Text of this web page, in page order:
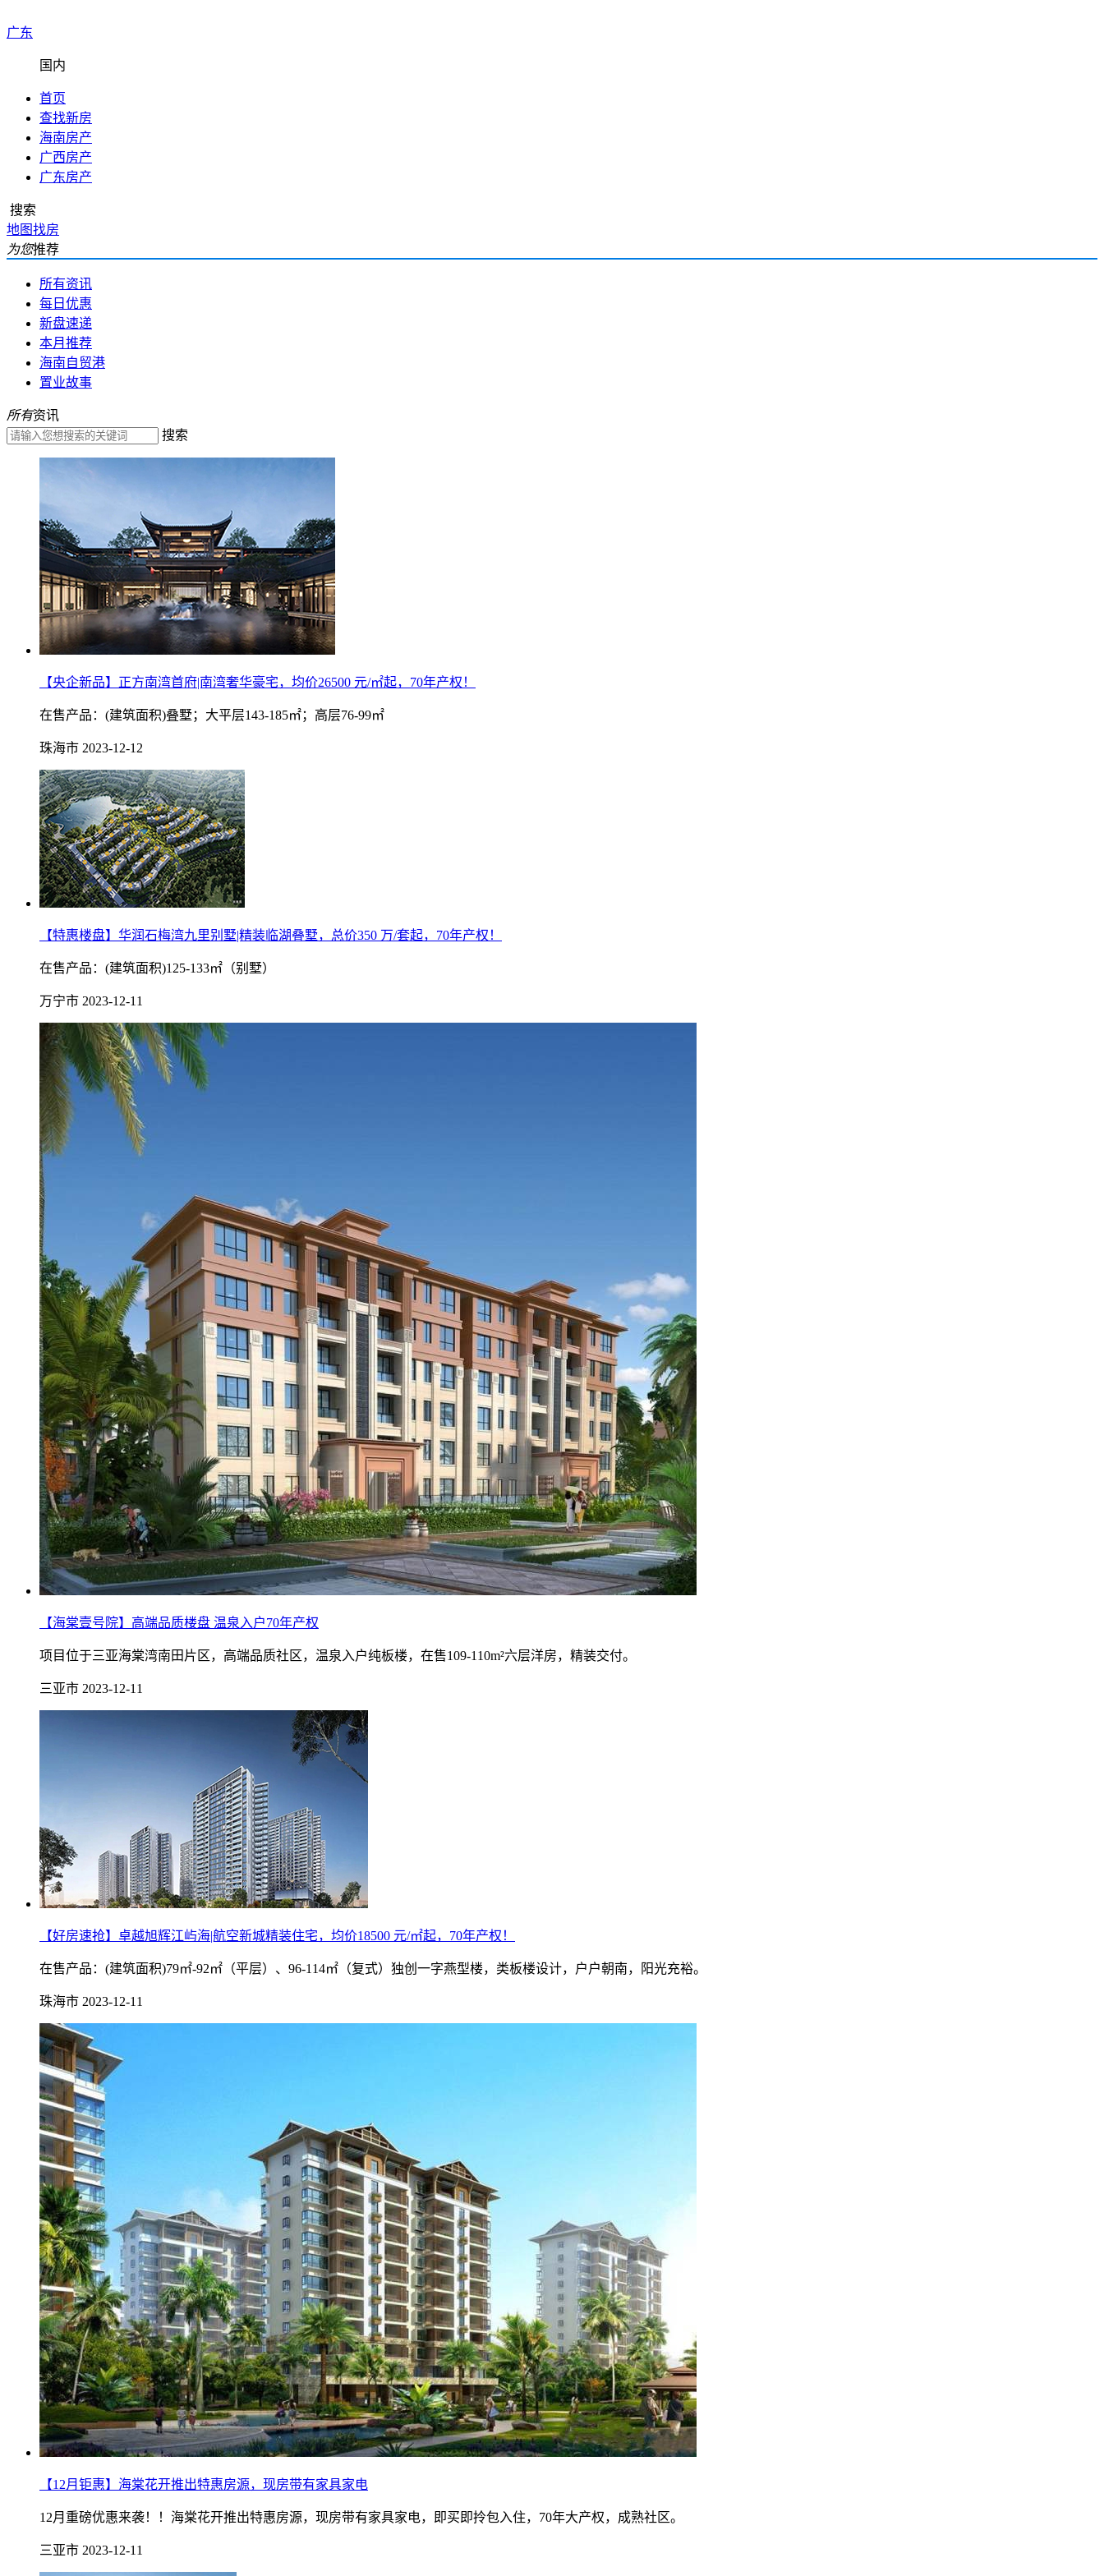
广东
国内
首页
查找新房
海南房产
广西房产
广东房产
搜索
地图找房
为您推荐
所有资讯
每日优惠
新盘速递
本月推荐
海南自贸港
置业故事
所有资讯
搜索
【央企新品】正方南湾首府|南湾奢华豪宅，均价26500 元/㎡起，70年产权！
在售产品：(建筑面积)叠墅；大平层143-185㎡；高层76-99㎡
珠海市 2023-12-12
【特惠楼盘】华润石梅湾九里别墅|精装临湖叠墅，总价350 万/套起，70年产权！
在售产品：(建筑面积)125-133㎡（别墅）
万宁市 2023-12-11
【海棠壹号院】高端品质楼盘 温泉入户70年产权
项目位于三亚海棠湾南田片区，高端品质社区，温泉入户纯板楼，在售109-110m²六层洋房，精装交付。
三亚市 2023-12-11
【好房速抢】卓越旭辉江屿海|航空新城精装住宅，均价18500 元/㎡起，70年产权！
在售产品：(建筑面积)79㎡-92㎡（平层）、96-114㎡（复式）独创一字燕型楼，类板楼设计，户户朝南，阳光充裕。
珠海市 2023-12-11
【12月钜惠】海棠花开推出特惠房源，现房带有家具家电
12月重磅优惠来袭！！海棠花开推出特惠房源，现房带有家具家电，即买即拎包入住，70年大产权，成熟社区。
三亚市 2023-12-11